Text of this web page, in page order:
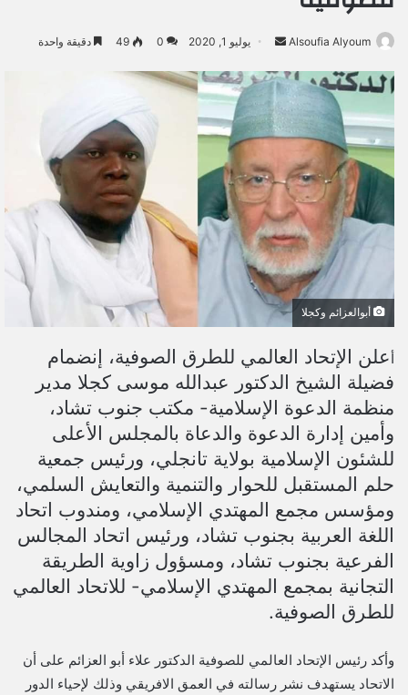
Alsoufia Alyoum
س
ل
ب
ي
د
ا
إ
ل
ك
ت
ر
و
ي
يوليو 1, 2020 0
49 دقيقة واحدة
أبوالعزائم وكجلا
أعلن الإتحاد العالمي للطرق الصوفية، إنضمام
فضيلة الشيخ الدكتور عبدالله موسى كجلا مدير
منظمة الدعوة الإسلامية- مكتب جنوب تشاد،
وأمين إدارة الدعوة والدعاة بالمجلس الأعلى
للشئون الإسلامية بولاية تانجلي، ورئيس جمعية
حلم المستقبل للحوار والتنمية والتعايش السلمي،
ومؤسس مجمع المهتدي الإسلامي، ومندوب اتحاد
اللغة العربية بجنوب تشاد، ورئيس اتحاد المجالس
الفرعية بجنوب تشاد، ومسؤول زاوية الطريقة
التجانية بمجمع المهتدي الإسلامي- للاتحاد العالمي
للطرق الصوفية.
وأكد رئيس الإتحاد العالمي للصوفية الدكتور علاء أبو العزائم على أن
الاتحاد يستهدف نشر رسالته في العمق الافريقي وذلك لإحياء الدور